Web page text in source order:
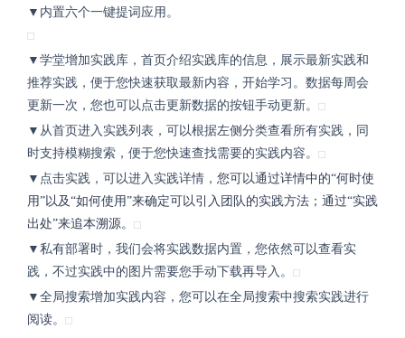
▼内置六个一键提词应用。
▼学堂增加实践库，首页介绍实践库的信息，展示最新实践和
推荐实践，便于您快速获取最新内容，开始学习。数据每周会
更新一次，您也可以点击更新数据的按钮手动更新。
▼从首页进入实践列表，可以根据左侧分类查看所有实践，同
时支持模糊搜索，便于您快速查找需要的实践内容。
▼点击实践，可以进入实践详情， 您可以通过详情中的“何时使
用”以及“如何使用”来确定可以引入团队的实践方法；通过“实践
出处”来追本溯源。
▼私有部署时，我们会将实践数据内置，您依然可以查看实
践，不过实践中的图片需要您手动下载再导入。
▼全局搜索增加实践内容，您可以在全局搜索中搜索实践进行
阅读。